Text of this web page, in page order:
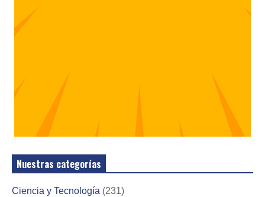
Nuestras categorías
Ciencia y Tecnología (231)